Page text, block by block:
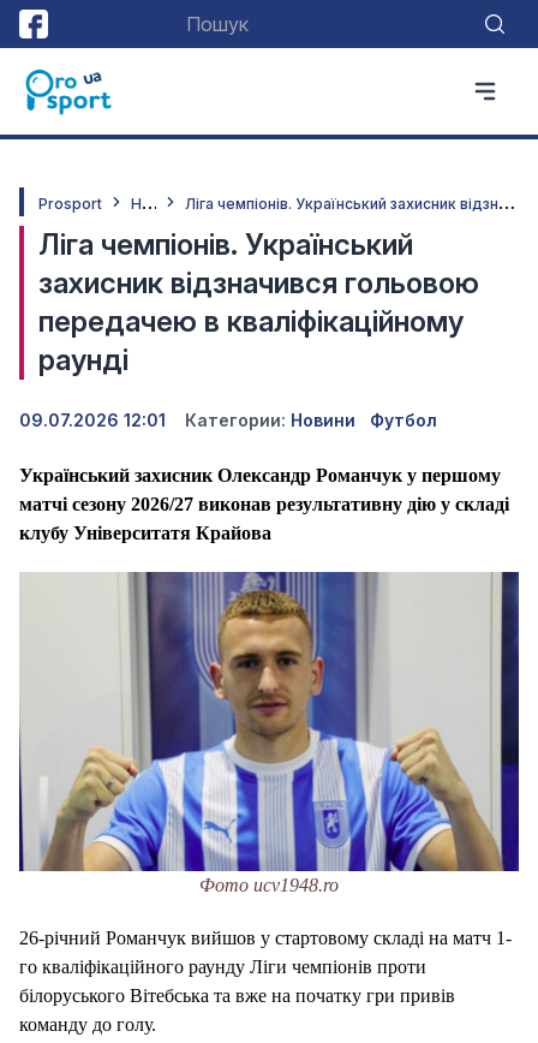
Prosport Н
овини Л
іга чемпіонів. Український захисник відзначився гольовою передачею в кваліфікаційному раунді
Ліга чемпіонів. Український
захисник відзначився гольовою
передачею в кваліфікаційному
раунді
09.07.2026 12:01 Категории: Новини Футбол
Український захисник Олександр Романчук у першому
матчі сезону 2026/27 виконав результативну дію у складі
клубу Університатя Крайова
Фото ucv1948.ro
26-річний Романчук вийшов у стартовому складі на матч 1-
го кваліфікаційного раунду Ліги чемпіонів проти
білоруського Вітебська та вже на початку гри привів
команду до голу.